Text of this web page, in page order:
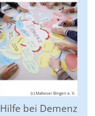
(c) Malteser Bingen e. V.
Hilfe bei Demenz